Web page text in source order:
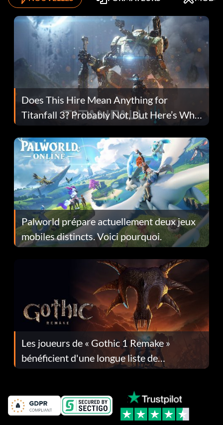
Does This Hire Mean Anything for
Titanfall 3? Probably Not, But Here’s Why
Fans Are Hopeful
Palworld prépare actuellement deux jeux
mobiles distincts. Voici pourquoi.
Les joueurs de « Gothic 1 Remake »
bénéficient d'une longue liste de
corrections dans la mise à jour 1.0.4